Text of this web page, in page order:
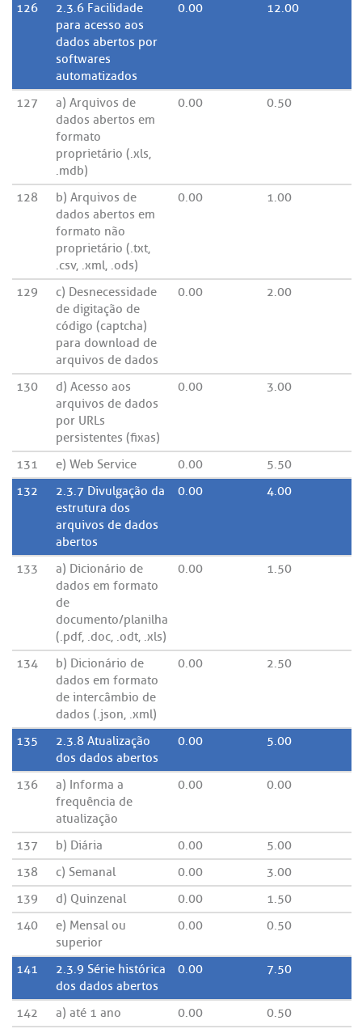
126
2.3.6 Facilidade
para acesso aos
dados abertos por
softwares
automatizados
0.00 12.00
127
a) Arquivos de
dados abertos em
formato
proprietário (.xls,
.mdb)
0.00 0.50
128
b) Arquivos de
dados abertos em
formato não
proprietário (.txt,
.csv, .xml, .ods)
0.00 1.00
129
c) Desnecessidade
de digitação de
código (captcha)
para download de
arquivos de dados
0.00 2.00
130
d) Acesso aos
arquivos de dados
por URLs
persistentes (fixas)
0.00 3.00
131 e) Web Service 0.00
5.50
132
2.3.7 Divulgação da
estrutura dos
arquivos de dados
abertos
0.00 4.00
133
a) Dicionário de
dados em formato
de
documento/planilha
(.pdf, .doc, .odt, .xls)
0.00 1.50
134
b) Dicionário de
dados em formato
de intercâmbio de
dados (.json, .xml)
0.00 2.50
135
2.3.8 Atualização
dos dados abertos
0.00 5.00
136
a) Informa a
frequência de
atualização
0.00 0.00
137 b) Diária 0.00
5.00
138
c) Semanal 0.00
3.00
139
d) Quinzenal 0.00
1.50
140
e) Mensal ou
superior
0.00 0.50
141
2.3.9 Série histórica
dos dados abertos
0.00 7.50
142 a) até 1 ano 0.00 0.50